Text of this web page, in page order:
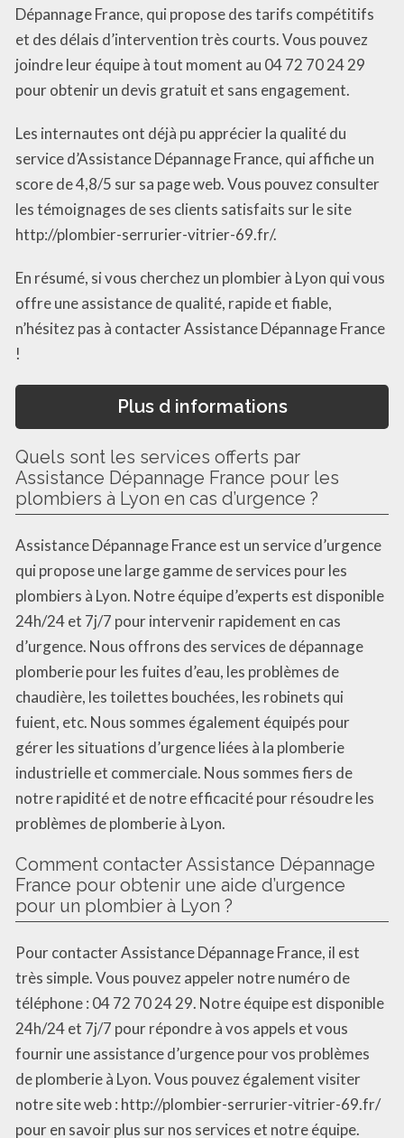
Dépannage France, qui propose des tarifs compétitifs
et des délais d’intervention très courts. Vous pouvez
joindre leur équipe à tout moment au 04 72 70 24 29
pour obtenir un devis gratuit et sans engagement.
Les internautes ont déjà pu apprécier la qualité du
service d’Assistance Dépannage France, qui affiche un
score de 4,8/5 sur sa page web. Vous pouvez consulter
les témoignages de ses clients satisfaits sur le site
http://plombier-serrurier-vitrier-69.fr/.
En résumé, si vous cherchez un plombier à Lyon qui vous
offre une assistance de qualité, rapide et fiable,
n’hésitez pas à contacter Assistance Dépannage France
!
Plus d informations
Quels sont les services offerts par
Assistance Dépannage France pour les
plombiers à Lyon en cas d’urgence ?
Assistance Dépannage France est un service d’urgence
qui propose une large gamme de services pour les
plombiers à Lyon. Notre équipe d’experts est disponible
24h/24 et 7j/7 pour intervenir rapidement en cas
d’urgence. Nous offrons des services de dépannage
plomberie pour les fuites d’eau, les problèmes de
chaudière, les toilettes bouchées, les robinets qui
fuient, etc. Nous sommes également équipés pour
gérer les situations d’urgence liées à la plomberie
industrielle et commerciale. Nous sommes fiers de
notre rapidité et de notre efficacité pour résoudre les
problèmes de plomberie à Lyon.
Comment contacter Assistance Dépannage
France pour obtenir une aide d’urgence
pour un plombier à Lyon ?
Pour contacter Assistance Dépannage France, il est
très simple. Vous pouvez appeler notre numéro de
téléphone : 04 72 70 24 29. Notre équipe est disponible
24h/24 et 7j/7 pour répondre à vos appels et vous
fournir une assistance d’urgence pour vos problèmes
de plomberie à Lyon. Vous pouvez également visiter
notre site web : http://plombier-serrurier-vitrier-69.fr/
pour en savoir plus sur nos services et notre équipe.